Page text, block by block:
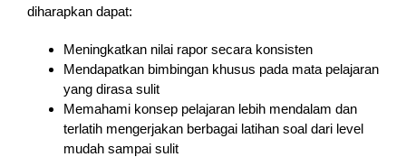
diharapkan dapat:
Meningkatkan nilai rapor secara konsisten
Mendapatkan bimbingan khusus pada mata pelajaran
yang dirasa sulit
Memahami konsep pelajaran lebih mendalam dan
terlatih mengerjakan berbagai latihan soal dari level
mudah sampai sulit